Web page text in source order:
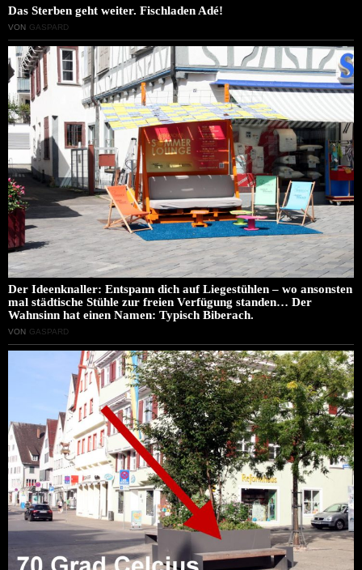
Das Sterben geht weiter. Fischladen Adé!
VON GASPARD
Der Ideenknaller: Entspann dich auf Liegestühlen – wo ansonsten
mal städtische Stühle zur freien Verfügung standen… Der
Wahnsinn hat einen Namen: Typisch Biberach.
VON GASPARD